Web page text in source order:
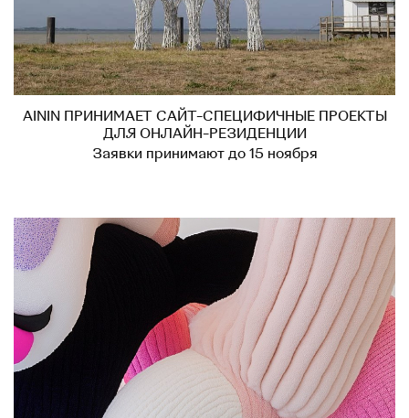
AININ ПРИНИМАЕТ САЙТ-СПЕЦИФИЧНЫЕ ПРОЕКТЫ
ДЛЯ ОНЛАЙН-РЕЗИДЕНЦИИ
Заявки принимают до 15 ноября